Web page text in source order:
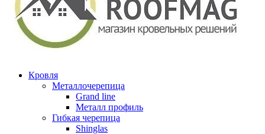
Кровля
Металлочерепица
Grand line
Металл профиль
Гибкая черепица
Shinglas